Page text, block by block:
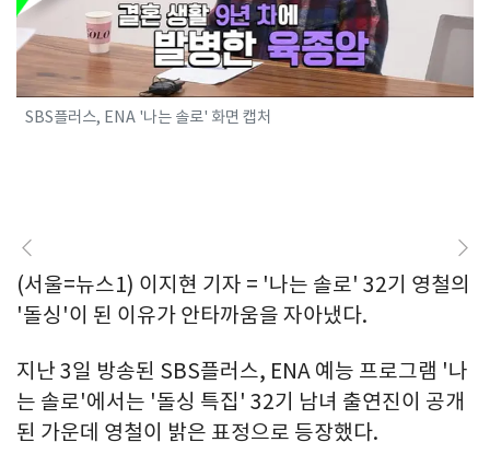
SBS플러스, ENA '나는 솔로' 화면 캡처
(서울=뉴스1) 이지현 기자 = '나는 솔로' 32기 영철의
'돌싱'이 된 이유가 안타까움을 자아냈다.
지난 3일 방송된 SBS플러스, ENA 예능 프로그램 '나
는 솔로'에서는 '돌싱 특집' 32기 남녀 출연진이 공개
된 가운데 영철이 밝은 표정으로 등장했다.